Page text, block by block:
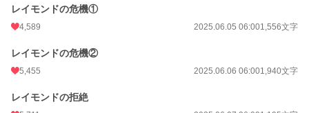
レイモンドの危機①
4,589 2025.06.05 06:001,556文字
レイモンドの危機②
5,455 2025.06.06 06:001,940文字
レイモンドの拒絶